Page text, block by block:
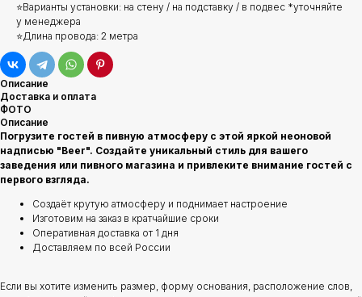
⭐Варианты установки: на стену / на подставку / в подвес *уточняйте
у менеджера
⭐Длина провода: 2 метра
Описание
Доставка и оплата
ФОТО
Описание
Погрузите гостей в пивную атмосферу с этой яркой неоновой
надписью "Beer". Создайте уникальный стиль для вашего
заведения или пивного магазина и привлеките внимание гостей с
первого взгляда.
Создаёт крутую атмосферу и поднимает настроение
Изготовим на заказ в кратчайшие сроки
Оперативная доставка от 1 дня
Доставляем по всей России
Если вы хотите изменить размер, форму основания, расположение слов,